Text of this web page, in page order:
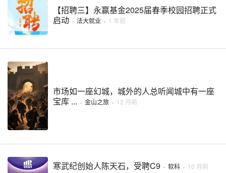
【招聘三】永赢基金2025届春季校园招聘正式
启动 · 法大就业 · 1 年前
市场如一座幻城，城外的人总听闻城中有一座
宝库 ... · 金山之旅 · 12 月前
寒武纪创始人陈天石，受聘C9 · 软科 · 10 月前